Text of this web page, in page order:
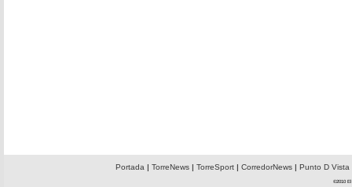
Portada | TorreNews| TorreSport| CorredorNews| Punto D Vista
©2010 El